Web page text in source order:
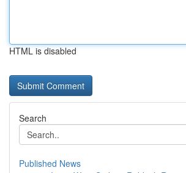
HTML is disabled
Search
Published News